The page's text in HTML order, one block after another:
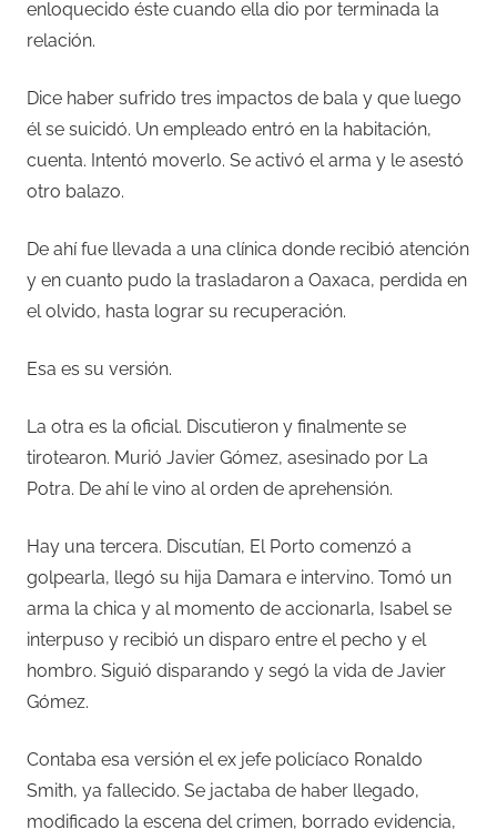
enloquecido éste cuando ella dio por terminada la
relación.
Dice haber sufrido tres impactos de bala y que luego
él se suicidó. Un empleado entró en la habitación,
cuenta. Intentó moverlo. Se activó el arma y le asestó
otro balazo.
De ahí fue llevada a una clínica donde recibió atención
y en cuanto pudo la trasladaron a Oaxaca, perdida en
el olvido, hasta lograr su recuperación.
Esa es su versión.
La otra es la oficial. Discutieron y finalmente se
tirotearon. Murió Javier Gómez, asesinado por La
Potra. De ahí le vino al orden de aprehensión.
Hay una tercera. Discutían, El Porto comenzó a
golpearla, llegó su hija Damara e intervino. Tomó un
arma la chica y al momento de accionarla, Isabel se
interpuso y recibió un disparo entre el pecho y el
hombro. Siguió disparando y segó la vida de Javier
Gómez.
Contaba esa versión el ex jefe policíaco Ronaldo
Smith, ya fallecido. Se jactaba de haber llegado,
modificado la escena del crimen, borrado evidencia,